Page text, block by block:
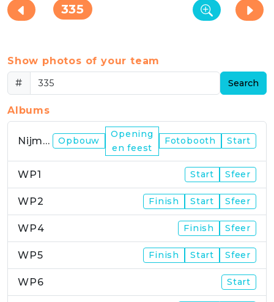
335
Show photos of your team
#
Search
Albums
Nijmegen Opbouw
Opening
en feest
Fotobooth Start
WP1 Start Sfeer
WP2 Finish Start Sfeer
WP4 Finish Sfeer
WP5 Finish Start Sfeer
WP6 Start